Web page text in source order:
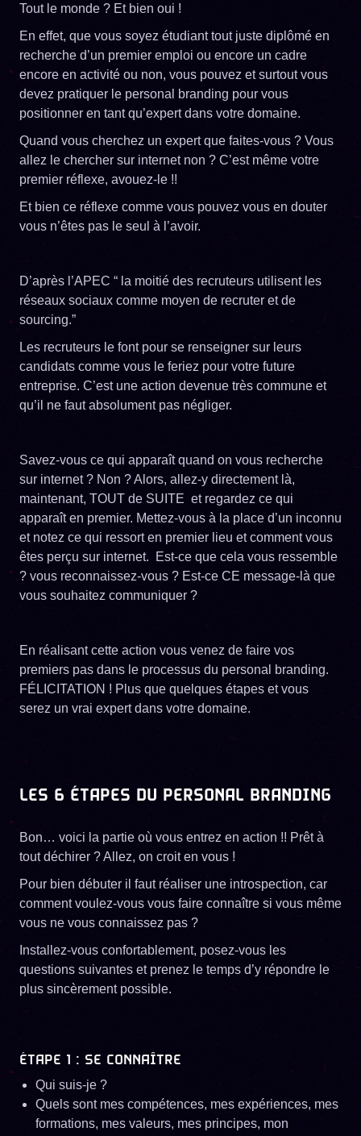
Tout le monde ? Et bien oui !
En effet, que vous soyez étudiant tout juste diplômé en
recherche d’un premier emploi ou encore un cadre
encore en activité ou non, vous pouvez et surtout vous
devez pratiquer le personal branding pour vous
positionner en tant qu’expert dans votre domaine.
Quand vous cherchez un expert que faites-vous ? Vous
allez le chercher sur internet non ? C’est même votre
premier réflexe, avouez-le !!
Et bien ce réflexe comme vous pouvez vous en douter
vous n’êtes pas le seul à l’avoir.
D’après l’APEC “ la moitié des recruteurs utilisent les
réseaux sociaux comme moyen de recruter et de
sourcing.”
Les recruteurs le font pour se renseigner sur leurs
candidats comme vous le feriez pour votre future
entreprise. C’est une action devenue très commune et
qu’il ne faut absolument pas négliger.
Savez-vous ce qui apparaît quand on vous recherche
sur internet ? Non ? Alors, allez-y directement là,
maintenant, TOUT de SUITE et regardez ce qui
apparaît en premier. Mettez-vous à la place d’un inconnu
et notez ce qui ressort en premier lieu et comment vous
êtes perçu sur internet. Est-ce que cela vous ressemble
? vous reconnaissez-vous ? Est-ce CE message-là que
vous souhaitez communiquer ?
En réalisant cette action vous venez de faire vos
premiers pas dans le processus du personal branding.
FÉLICITATION ! Plus que quelques étapes et vous
serez un vrai expert dans votre domaine.
LES 6 ÉTAPES DU PERSONAL BRANDING
Bon… voici la partie où vous entrez en action !! Prêt à
tout déchirer ? Allez, on croit en vous !
Pour bien débuter il faut réaliser une introspection, car
comment voulez-vous vous faire connaître si vous même
vous ne vous connaissez pas ?
Installez-vous confortablement, posez-vous les
questions suivantes et prenez le temps d’y répondre le
plus sincèrement possible.
ÉTAPE 1 : SE CONNAÎTRE
Qui suis-je ?
Quels sont mes compétences, mes expériences, mes
formations, mes valeurs, mes principes, mon